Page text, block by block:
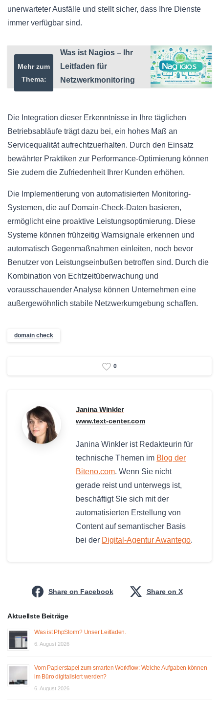
unerwarteter Ausfälle und stellt sicher, dass Ihre Dienste
immer verfügbar sind.
Mehr zum
Thema:
Was ist Nagios – Ihr
Leitfaden für
Netzwerkmonitoring
Die Integration dieser Erkenntnisse in Ihre täglichen
Betriebsabläufe trägt dazu bei, ein hohes Maß an
Servicequalität aufrechtzuerhalten. Durch den Einsatz
bewährter Praktiken zur Performance-Optimierung können
Sie zudem die Zufriedenheit Ihrer Kunden erhöhen.
Die Implementierung von automatisierten Monitoring-
Systemen, die auf Domain-Check-Daten basieren,
ermöglicht eine proaktive Leistungsoptimierung. Diese
Systeme können frühzeitig Warnsignale erkennen und
automatisch Gegenmaßnahmen einleiten, noch bevor
Benutzer von Leistungseinbußen betroffen sind. Durch die
Kombination von Echtzeitüberwachung und
vorausschauender Analyse können Unternehmen eine
außergewöhnlich stabile Netzwerkumgebung schaffen.
domain check
0
Janina Winkler
www.text-center.com
Janina Winkler ist Redakteurin für
technische Themen im Blog der
Biteno.com. Wenn Sie nicht
gerade reist und unterwegs ist,
beschäftigt Sie sich mit der
automatisierten Erstellung von
Content auf semantischer Basis
bei der Digital-Agentur Awantego.
Share on Facebook Share on X
Aktuellste Beiträge
Was ist PhpStorm? Unser Leitfaden.
6. August 2026
Vom Papierstapel zum smarten Workflow: Welche Aufgaben können
im Büro digitalisiert werden?
6. August 2026